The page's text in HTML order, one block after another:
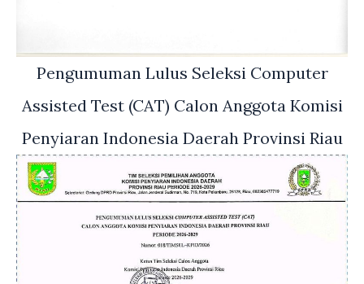
Pengumuman Lulus Seleksi Computer
Assisted Test (CAT) Calon Anggota Komisi
Penyiaran Indonesia Daerah Provinsi Riau